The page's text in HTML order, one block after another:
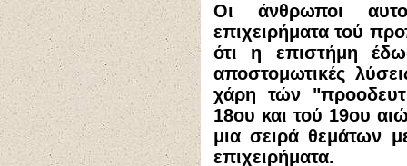
Οι άνθρωποι
επιχειρήματα τού
ότι η επιστήμη
αποστομωτικές
χάρη τών
18ου και τού 19ου
μια σειρά θεμάτων
επιχειρήματα.